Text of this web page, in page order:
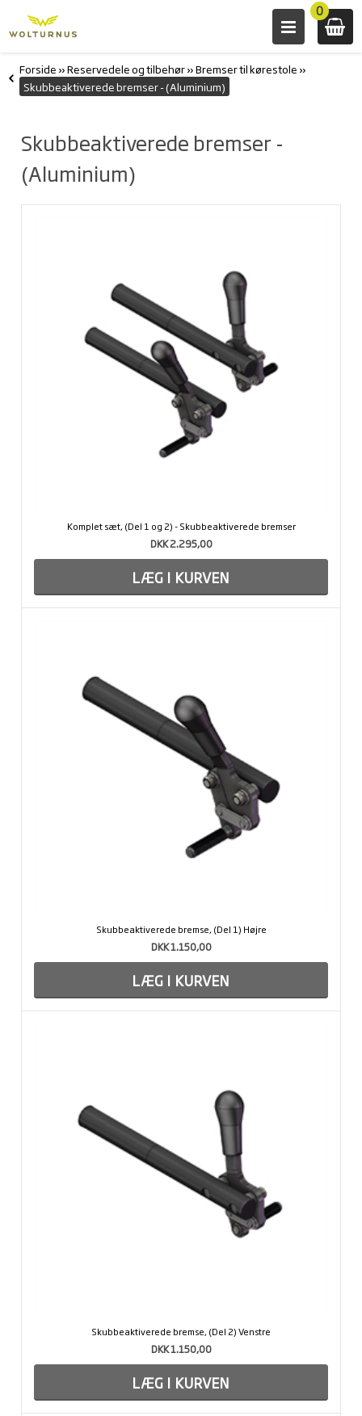
0
Forside »Reservedele og tilbehør»Bremser til kørestole »
Skubbeaktiverede bremser - (Aluminium)
Skubbeaktiverede bremser -
(Aluminium)
Komplet sæt, (Del 1 og 2) - Skubbeaktiverede bremser
DKK 2.295,00
Skubbeaktiverede bremse, (Del 1) Højre
DKK 1.150,00
Skubbeaktiverede bremse, (Del 2) Venstre
DKK 1.150,00